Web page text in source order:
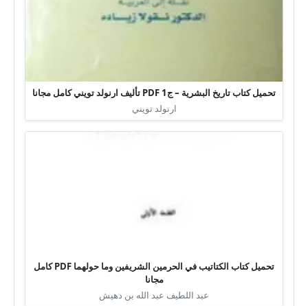
تحميل كتاب تاريخ البشرية – ج1 PDF تأليف ارنولد تويني كامل مجانا
ارنولد تويني
تحميل كتاب الكتاتيب في الحرمين الشريفين وما حولهما PDF كامل
مجانا
عبد اللطيف عبد الله بن دهيش